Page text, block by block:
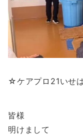
☆ケアプロ21いせ
皆様
明けまして